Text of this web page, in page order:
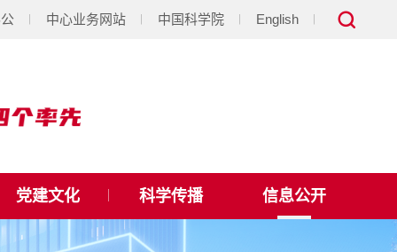
中心业务网站 中国科学院 English
党建文化 科学传播 信息公开